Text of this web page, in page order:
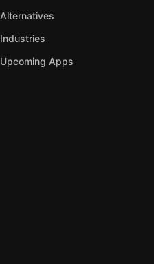
Alternatives
Industries
Upcoming Apps